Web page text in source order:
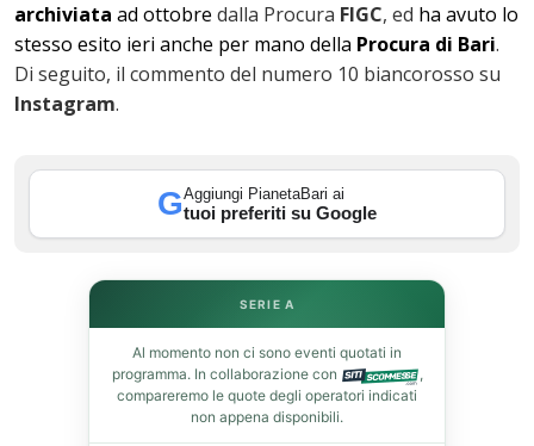
archiviata ad ottobre dalla Procura FIGC, ed ha avuto lo
stesso esito ieri anche per mano della Procura di Bari.
Di seguito, il commento del numero 10 biancorosso su
Instagram.
GAggiungi PianetaBari ai
tuoi preferiti su Google
SERIE A
Al momento non ci sono eventi quotati in
programma. In collaborazione con
,
compareremo le quote degli operatori indicati
non appena disponibili.